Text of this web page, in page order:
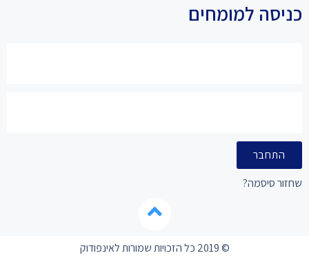
כניסה למומחים
התחבר
שחזור סיסמה?
© 2019 כל הזכויות שמורות לאינפודוק